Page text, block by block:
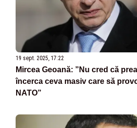
19 sept. 2025, 17:22
Mircea Geoană: ”Nu cred că
încerca ceva masiv care să
NATO”